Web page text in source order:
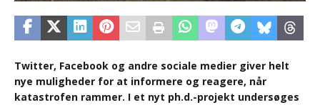
Twitter, Facebook og andre sociale medier giver helt
nye muligheder for at informere og reagere, når
katastrofen rammer. I et nyt ph.d.-projekt undersøges